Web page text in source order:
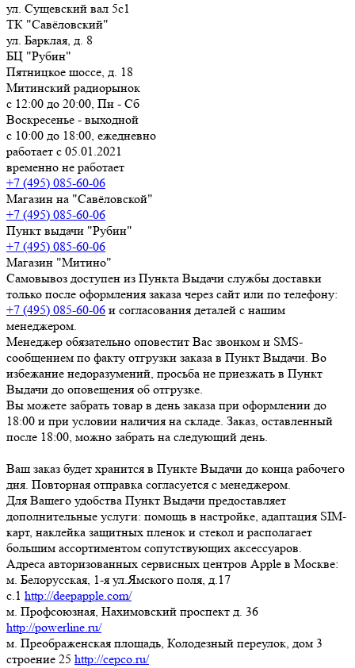
ул. Сущевский вал 5с1
ТК "Савёловский"
ул. Барклая, д. 8
БЦ "Рубин"
Пятницкое шоссе, д. 18
Митинский радиорынок
с 12:00 до 20:00, Пн - Сб
Воскресенье - выходной
с 10:00 до 18:00, ежедневно
работает с 05.01.2021
временно не работает
+7 (495) 085-60-06
Магазин на "Савёловской"
+7 (495) 085-60-06
Пункт выдачи "Рубин"
+7 (495) 085-60-06
Магазин "Митино"
Самовывоз доступен из Пункта Выдачи службы доставки
только после оформления заказа через сайт или по телефону:
+7 (495) 085-60-06 и согласования деталей с нашим
менеджером.
Менеджер обязательно оповестит Вас звонком и SMS-
сообщением по факту отгрузки заказа в Пункт Выдачи. Во
избежание недоразумений, просьба не приезжать в Пункт
Выдачи до оповещения об отгрузке.
Вы можете забрать товар в день заказа при оформлении до
18:00 и при условии наличия на складе. Заказ, оставленный
после 18:00, можно забрать на следующий день.
Ваш заказ будет хранится в Пункте Выдачи до конца рабочего
дня. Повторная отправка согласуется с менеджером.
Для Вашего удобства Пункт Выдачи предоставляет
дополнительные услуги: помощь в настройке, адаптация SIM-
карт, наклейка защитных пленок и стекол и располагает
большим ассортиментом сопутствующих аксессуаров.
Адреса авторизованных сервисных центров Apple в Москве:
м. Белорусская, 1-я ул.Ямского поля, д.17
c.1 http://deepapple.com/
м. Профсоюзная, Нахимовский проспект д. 36
http://powerline.ru/
м. Преображенская площадь, Колодезный переулок, дом 3
строение 25 http://cepco.ru/